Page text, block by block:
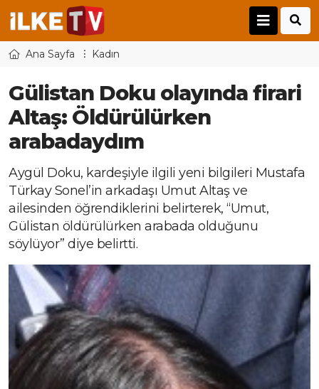
Ana Sayfa Kadın
Gülistan Doku olayında firari
Altaş: Öldürülürken
arabadaydım
Aygül Doku, kardeşiyle ilgili yeni bilgileri Mustafa
Türkay Sonel’in arkadaşı Umut Altaş ve
ailesinden öğrendiklerini belirterek, “Umut,
Gülistan öldürülürken arabada olduğunu
söylüyor” diye belirtti.